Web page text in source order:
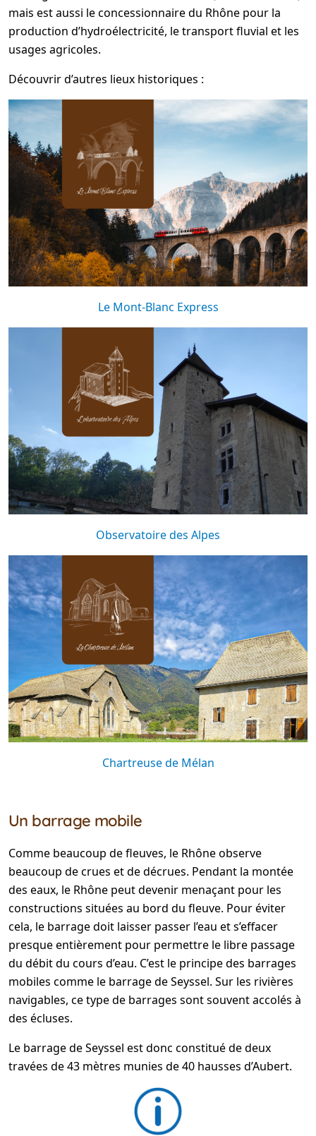
mais est aussi le concessionnaire du Rhône pour la
production d’hydroélectricité, le transport fluvial et les
usages agricoles.
Découvrir d’autres lieux historiques :
Le Mont-Blanc Express
Observatoire des Alpes
Chartreuse de Mélan
Un barrage mobile
Comme beaucoup de fleuves, le Rhône observe
beaucoup de crues et de décrues. Pendant la montée
des eaux, le Rhône peut devenir menaçant pour les
constructions situées au bord du fleuve. Pour éviter
cela, le barrage doit laisser passer l’eau et s’effacer
presque entièrement pour permettre le libre passage
du débit du cours d’eau. C’est le principe des barrages
mobiles comme le barrage de Seyssel. Sur les rivières
navigables, ce type de barrages sont souvent accolés à
des écluses.
Le barrage de Seyssel est donc constitué de deux
travées de 43 mètres munies de 40 hausses d’Aubert.